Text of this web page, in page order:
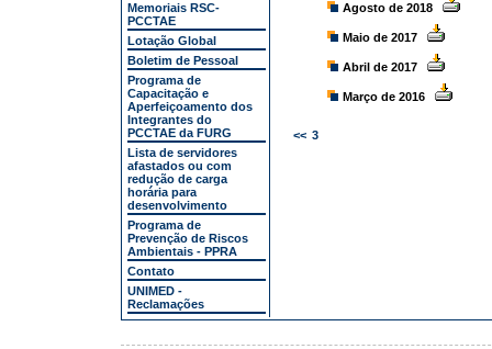
Memoriais RSC-
PCCTAE
Lotação Global
Boletim de Pessoal
Programa de
Capacitação e
Aperfeiçoamento dos
Integrantes do
PCCTAE da FURG
Lista de servidores
afastados ou com
redução de carga
horária para
desenvolvimento
Programa de
Prevenção de Riscos
Ambientais - PPRA
Contato
UNIMED -
Reclamações
Agosto de 2018
Maio de 2017
Abril de 2017
Março de 2016
<< 3